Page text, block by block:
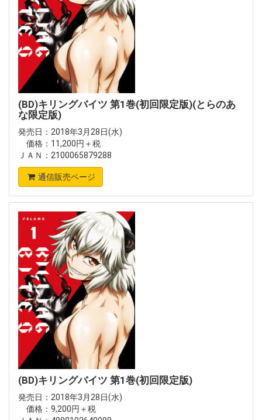
(BD)キリングバイツ 第1巻(初回限定版)(とらのあ
な限定版)
発売日：2018年3月28日(水)
価格：11,200円＋税
ＪＡＮ：2100065879288
通信販売ページ
(BD)キリングバイツ 第1巻(初回限定版)
発売日：2018年3月28日(水)
価格：9,200円＋税